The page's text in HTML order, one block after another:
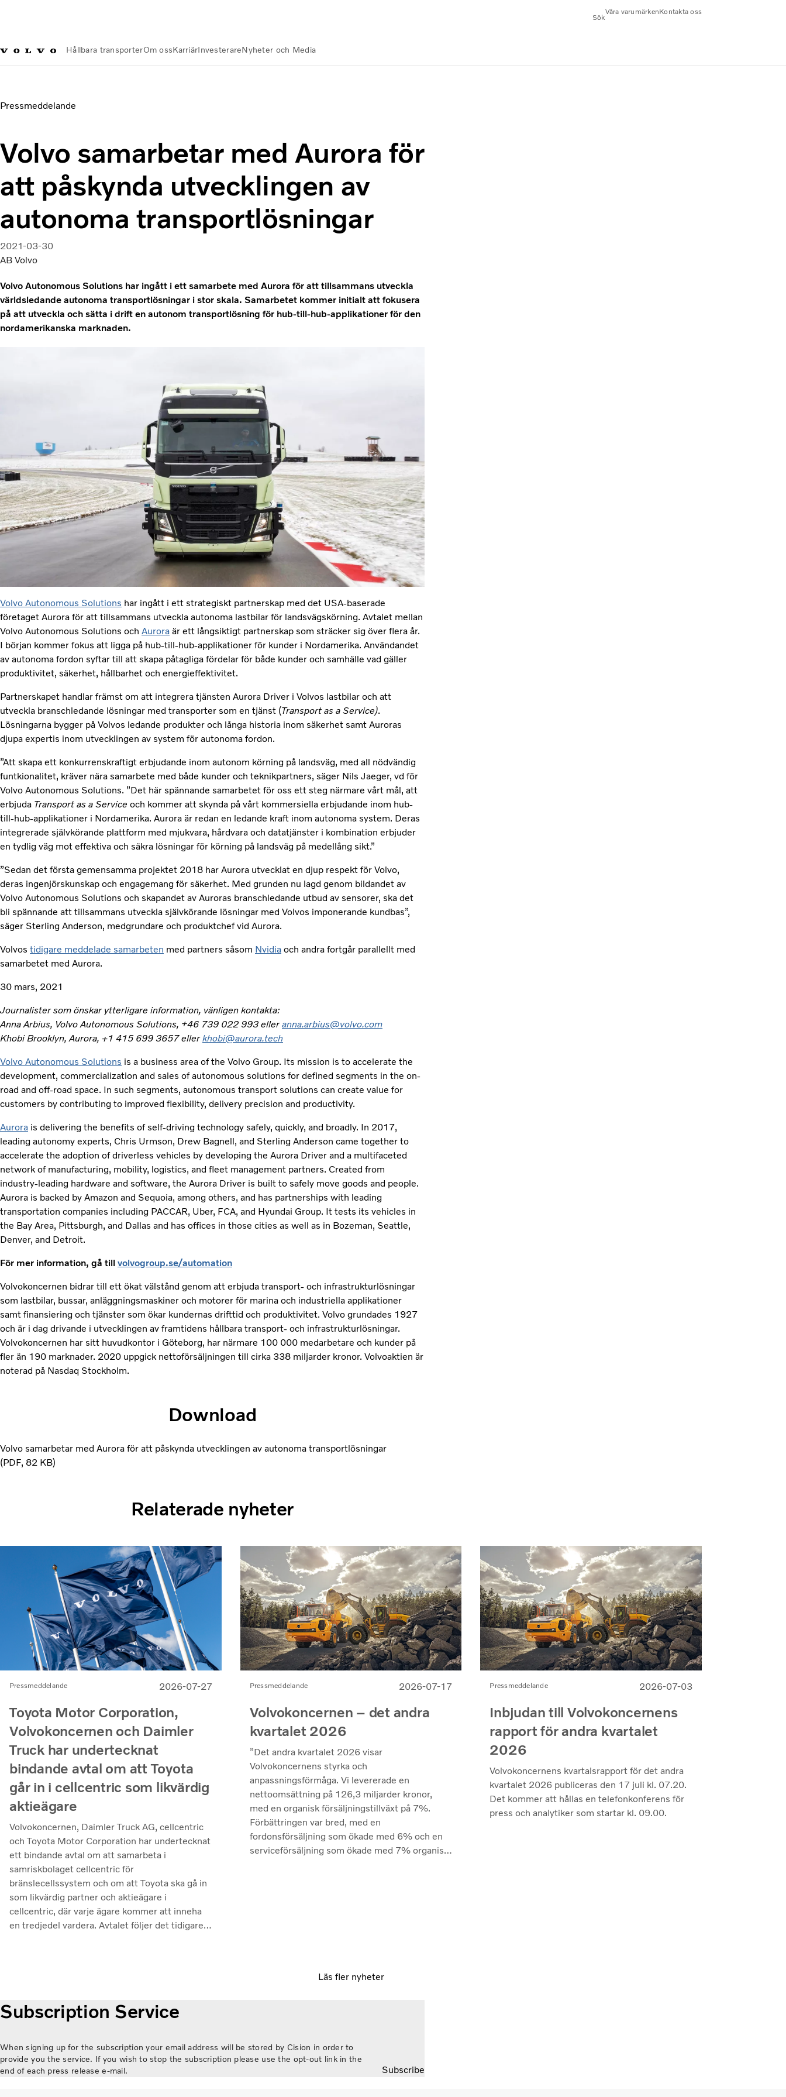
Sök
Våra varumärkenKontakta oss
Hållbara transporterOm ossKarriärInvesterareNyheter och Media
Pressmeddelande
Volvo samarbetar med Aurora för
att påskynda utvecklingen av
autonoma transportlösningar
2021-03-30
AB Volvo
Volvo Autonomous Solutions har ingått i ett samarbete med Aurora för att tillsammans utveckla
världsledande autonoma transportlösningar i stor skala. Samarbetet kommer initialt att fokusera
på att utveckla och sätta i drift en autonom transportlösning för hub-till-hub-applikationer för den
nordamerikanska marknaden.
Volvo Autonomous Solutions har ingått i ett strategiskt partnerskap med det USA-baserade
företaget Aurora för att tillsammans utveckla autonoma lastbilar för landsvägskörning. Avtalet mellan
Volvo Autonomous Solutions och Aurora är ett långsiktigt partnerskap som sträcker sig över flera år.
I början kommer fokus att ligga på hub-till-hub-applikationer för kunder i Nordamerika. Användandet
av autonoma fordon syftar till att skapa påtagliga fördelar för både kunder och samhälle vad gäller
produktivitet, säkerhet, hållbarhet och energieffektivitet.
Partnerskapet handlar främst om att integrera tjänsten Aurora Driver i Volvos lastbilar och att
utveckla branschledande lösningar med transporter som en tjänst (Transport as a Service).
Lösningarna bygger på Volvos ledande produkter och långa historia inom säkerhet samt Auroras
djupa expertis inom utvecklingen av system för autonoma fordon.
”Att skapa ett konkurrenskraftigt erbjudande inom autonom körning på landsväg, med all nödvändig
funtkionalitet, kräver nära samarbete med både kunder och teknikpartners, säger Nils Jaeger, vd för
Volvo Autonomous Solutions. ”Det här spännande samarbetet för oss ett steg närmare vårt mål, att
erbjuda Transport as a Service och kommer att skynda på vårt kommersiella erbjudande inom hub-
till-hub-applikationer i Nordamerika. Aurora är redan en ledande kraft inom autonoma system. Deras
integrerade självkörande plattform med mjukvara, hårdvara och datatjänster i kombination erbjuder
en tydlig väg mot effektiva och säkra lösningar för körning på landsväg på medellång sikt.”
”Sedan det första gemensamma projektet 2018 har Aurora utvecklat en djup respekt för Volvo,
deras ingenjörskunskap och engagemang för säkerhet. Med grunden nu lagd genom bildandet av
Volvo Autonomous Solutions och skapandet av Auroras branschledande utbud av sensorer, ska det
bli spännande att tillsammans utveckla självkörande lösningar med Volvos imponerande kundbas”,
säger Sterling Anderson, medgrundare och produktchef vid Aurora.
Volvos tidigare meddelade samarbeten med partners såsom Nvidia och andra fortgår parallellt med
samarbetet med Aurora.
30 mars, 2021
Journalister som önskar ytterligare information, vänligen kontakta:
Anna Arbius, Volvo Autonomous Solutions, +46 739 022 993 elleranna.arbius@volvo.com
Khobi Brooklyn, Aurora, +1 415 699 3657 ellerkhobi@aurora.tech
Volvo Autonomous Solutions is a business area of the Volvo Group. Its mission is to accelerate the
development, commercialization and sales of autonomous solutions for defined segments in the on-
road and off-road space. In such segments, autonomous transport solutions can create value for
customers by contributing to improved flexibility, delivery precision and productivity.
Aurora is delivering the benefits of self-driving technology safely, quickly, and broadly. In 2017,
leading autonomy experts, Chris Urmson, Drew Bagnell, and Sterling Anderson came together to
accelerate the adoption of driverless vehicles by developing the Aurora Driver and a multifaceted
network of manufacturing, mobility, logistics, and fleet management partners. Created from
industry-leading hardware and software, the Aurora Driver is built to safely move goods and people.
Aurora is backed by Amazon and Sequoia, among others, and has partnerships with leading
transportation companies including PACCAR, Uber, FCA, and Hyundai Group. It tests its vehicles in
the Bay Area, Pittsburgh, and Dallas and has offices in those cities as well as in Bozeman, Seattle,
Denver, and Detroit.
För mer information, gå till volvogroup.se/automation
Volvokoncernen bidrar till ett ökat välstånd genom att erbjuda transport- och infrastrukturlösningar
som lastbilar, bussar, anläggningsmaskiner och motorer för marina och industriella applikationer
samt finansiering och tjänster som ökar kundernas drifttid och produktivitet. Volvo grundades 1927
och är i dag drivande i utvecklingen av framtidens hållbara transport- och infrastrukturlösningar.
Volvokoncernen har sitt huvudkontor i Göteborg, har närmare 100 000 medarbetare och kunder på
fler än 190 marknader. 2020 uppgick nettoförsäljningen till cirka 338 miljarder kronor. Volvoaktien är
noterad på Nasdaq Stockholm.
Download
Volvo samarbetar med Aurora för att påskynda utvecklingen av autonoma transportlösningar
PDF 82 KB
Relaterade nyheter
Pressmeddelande 2026-07-27
Toyota Motor Corporation,
Volvokoncernen och Daimler
Truck har undertecknat
bindande avtal om att Toyota
går in i cellcentric som likvärdig
aktieägare
Volvokoncernen, Daimler Truck AG, cellcentric
och Toyota Motor Corporation har undertecknat
ett bindande avtal om att samarbeta i
samriskbolaget cellcentric för
bränslecellssystem och om att Toyota ska gå in
som likvärdig partner och aktieägare i
cellcentric, där varje ägare kommer att inneha
en tredjedel vardera. Avtalet följer det tidigare
som en ledande utvecklare och producent av
bränslecellssystem för tunga kommersiella
Pressmeddelande 2026-07-17
Volvokoncernen – det andra
kvartalet 2026
”Det andra kvartalet 2026 visar
Volvokoncernens styrka och
anpassningsförmåga. Vi levererade en
nettoomsättning på 126,3 miljarder kronor,
med en organisk försäljningstillväxt på 7%.
Förbättringen var bred, med en
fordonsförsäljning som ökade med 6% och en
serviceförsäljning som ökade med 7% organiskt
under andra kvartalet 2025, en utveckling som
Pressmeddelande 2026-07-03
Inbjudan till Volvokoncernens
rapport för andra kvartalet
2026
Volvokoncernens kvartalsrapport för det andra
kvartalet 2026 publiceras den 17 juli kl. 07.20.
Det kommer att hållas en telefonkonferens för
press och analytiker som startar kl. 09.00.
Läs fler nyheter
Subscription Service
When signing up for the subscription your email address will be stored by Cision in order to
provide you the service. If you wish to stop the subscription please use the opt-out link in the
end of each press release e-mail.
Subscribe